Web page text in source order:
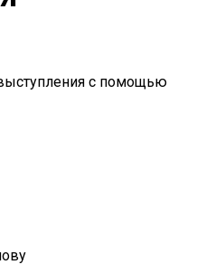
выступления с помощью
Поиск